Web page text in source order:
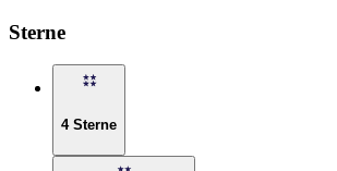
Sterne
4 Sterne